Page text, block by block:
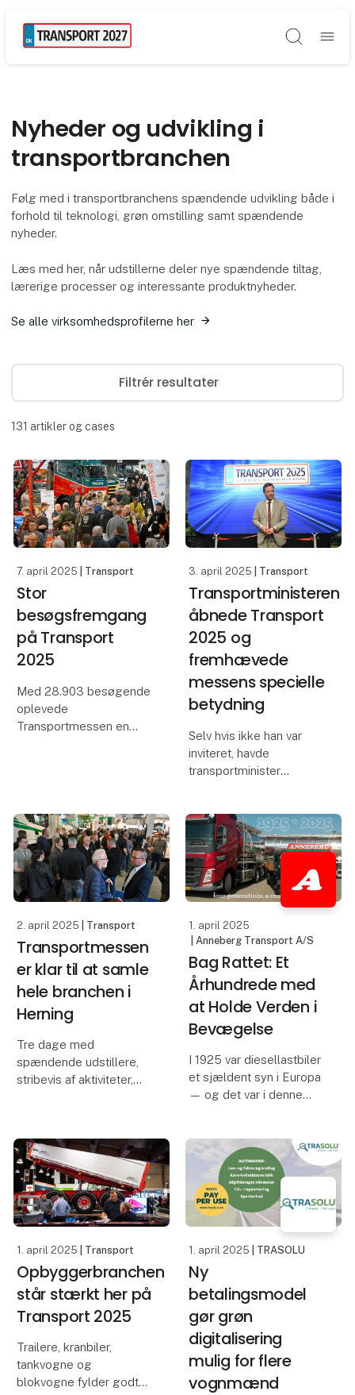
Søg
Nyheder og udvikling i
transportbranchen
Følg med i transportbranchens spændende udvikling både i
forhold til teknologi, grøn omstilling samt spændende
nyheder.
Læs med her, når udstillerne deler nye spændende tiltag,
lærerige processer og interessante produktnyheder.
Se alle virksomhedsprofilerne her
Filtrér resultater
131 artikler og cases
7. april 2025 | Transport
Stor
besøgsfremgang
på Transport
2025
Med 28.903 besøgende
oplevede
Transportmessen en
udstillerne, der beretter
om tre særdeles
udbytterige dage.
Skandin
3. april 2025 | Transport
Transportministeren
åbnede Transport
2025 og
fremhævede
messens specielle
betydning
Selv hvis ikke han var
inviteret, havde
transportminister
Transport 2025 -
messen tjener nemlig
som et afgørende
bindeled mellem
branchen og politikerne.
2. april 2025 | Transport
Transportmessen
er klar til at samle
hele branchen i
Herning
Tre dage med
spændende udstillere,
stribevis af aktiviteter,
2025, hvor innovative
tiltag og branchens
udvikling i det hele taget
er i c
1. april 2025
| Anneberg Transport A/S
Bag Rattet: Et
Århundrede med
at Holde Verden i
Bevægelse
I 1925 var diesellastbiler
et sjældent syn i Europa
— og det var i denne
sig ud på vejene med en
enkelt Chevrolet-lastbil
og en visionær ånd.
Hundrede år sene
1. april 2025 | Transport
Opbyggerbranchen
står stærkt her på
Transport 2025
Trailere, kranbiler,
tankvogne og
blokvogne fylder godt
1. april 2025 | TRASOLU
Ny
betalingsmodel
gør grøn
digitalisering
mulig for flere
vognmænd